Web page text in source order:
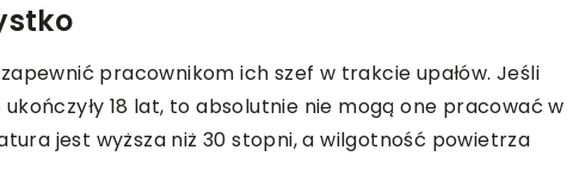
pracownikom ich szef w trakcie upałów. Jeśli
18 lat, to absolutnie nie mogą one pracować w
jest wyższa niż 30 stopni, a wilgotność powietrza